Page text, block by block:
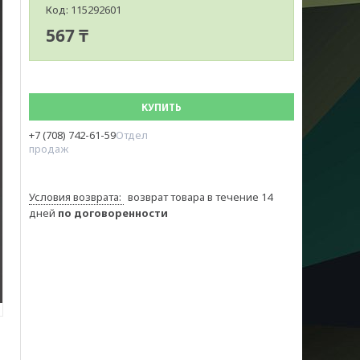
Код: 115292601
567 ₸
КУПИТЬ
+7 (708) 742-61-59Отдел
продаж
возврат товара в течение 14
дней по договоренности